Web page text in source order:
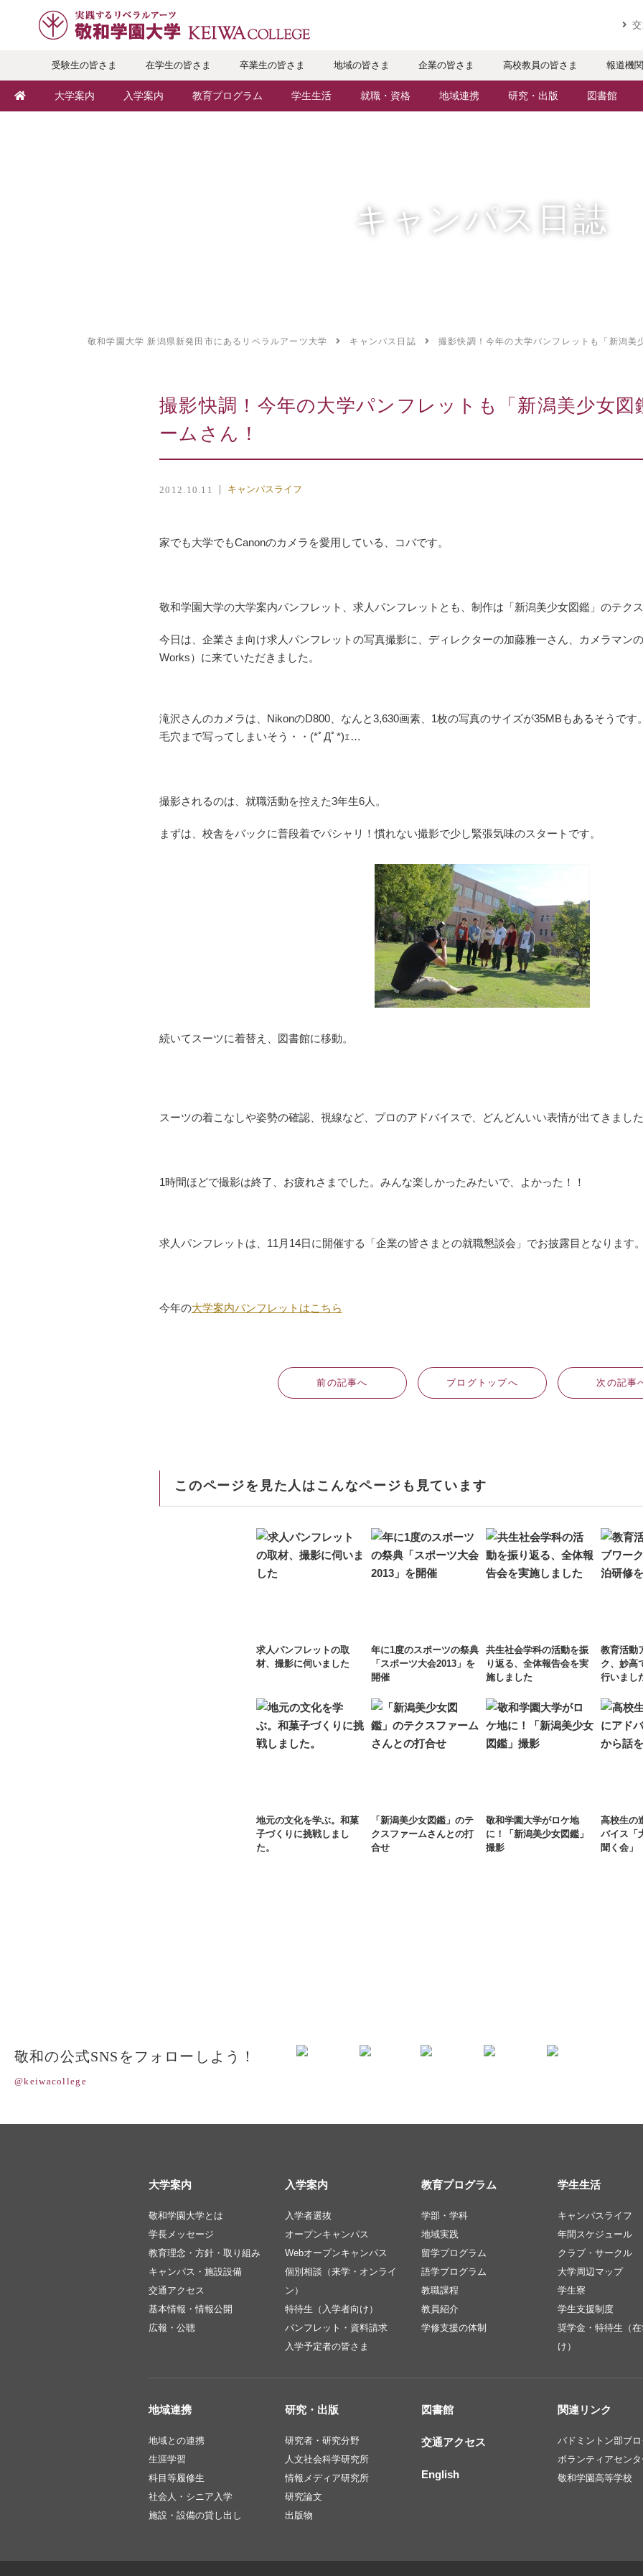
受験生の皆さま 在学生の皆さま 卒業生の皆さま 地域の皆さま 企業の皆さま 高校教員の皆さま 報道機
大学案内 入学案内 教育プログラム 学生生活
大学周辺マップ
就職・資格
就職実績
地域連携
社会人・シニア入学
研究・出版
研究論文
図書館
キャンパス日誌
敬和学園大学 新潟県新発田市にあるリベラルアーツ大学 キャンパス日誌 撮影快調！今年の大学パンフレットも「新潟美
撮影快調！今年の大学パンフレットも「新潟美少女
ームさん！
2012.10.11 キャンパスライフ
家でも大学でもCanonのカメラを愛用している、コバです。
敬和学園大学の大学案内パンフレット、求人パンフレットとも、制作は「新潟美少女図鑑」のテク
今日は、企業さま向け求人パンフレットの写真撮影に、ディレクターの加藤雅一さん、カメラマン
Works）に来ていただきました。
滝沢さんのカメラは、NikonのD800、なんと3,630画素、1枚の写真のサイズが35MBもあるそうです
毛穴まで写ってしまいそう・・(*ﾟДﾟ*)ｪ…
撮影されるのは、就職活動を控えた3年生6人。
まずは、校舎をバックに普段着でパシャリ！慣れない撮影で少し緊張気味のスタートです。
続いてスーツに着替え、図書館に移動。
スーツの着こなしや姿勢の確認、視線など、プロのアドバイスで、どんどんいい表情が出てきまし
1時間ほどで撮影は終了、お疲れさまでした。みんな楽しかったみたいで、よかった！！
求人パンフレットは、11月14日に開催する「企業の皆さまとの就職懇談会」でお披露目となります
今年の大学案内パンフレットはこちら
前の記事へ ブログ トップへ 次 の記事
このページを見た人はこんなページも見ています
求人パンフレットの取
材、撮影に伺いました
年に1度のスポーツの祭典
「スポーツ大会2013」を
開催
共生社会学科の活動を振
り返る、全体報告会を実
施しました
教育活動
ク、妙高
行いまし
地元の文化を学ぶ。和菓
子づくりに挑戦しまし
た。
「新潟美少女図鑑」のテ
クスファームさんとの打
合せ
敬和学園大学がロケ地
に！「新潟美少女図鑑」
撮影
高校生の
バイス「
聞く会」
敬和の公式SNSをフォローしよう！
@keiwacollege
大学案内
敬和学園大学とは
学長メッセージ
教育理念・方針・取り組み
キャンパス・施設設備
交通アクセス
基本情報・情報公開
広報・公聴
入学案内
入学者選抜
オープンキャンパス
Webオープンキャンパス
個別相談（来学・オンライ
ン）
特待生（入学者向け）
パンフレット・資料請求
入学予定者の皆さま
教育プログラム
学部・学科
地域実践
留学プログラム
語学プログラム
教職課程
教員紹介
学修支援の体制
学生生活
キャンパスライフ
年間スケジュール
クラブ・サークル
大学周辺マップ
学生寮
学生支援制度
奨学金・特待生（
け）
地域連携
地域との連携
生涯学習
科目等履修生
社会人・シニア入学
施設・設備の貸し出し
研究・出版
研究者・研究分野
人文社会科学研究所
情報メディア研究所
研究論文
出版物
図書館
交通アクセス
English
関連リンク
バドミントン部ブ
ボランティアセン
敬和学園高等学校